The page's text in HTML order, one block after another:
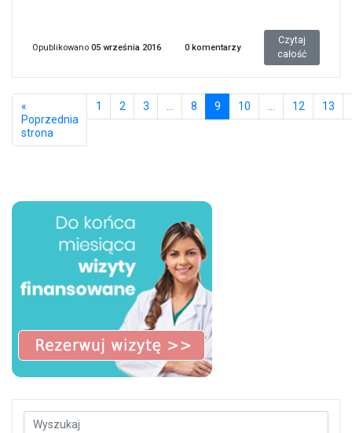
Opublikowano 05 września 2016 0 komentarzy
Czytaj
całość
«
Poprzednia
strona
1 2 3 8 9 10 12 13